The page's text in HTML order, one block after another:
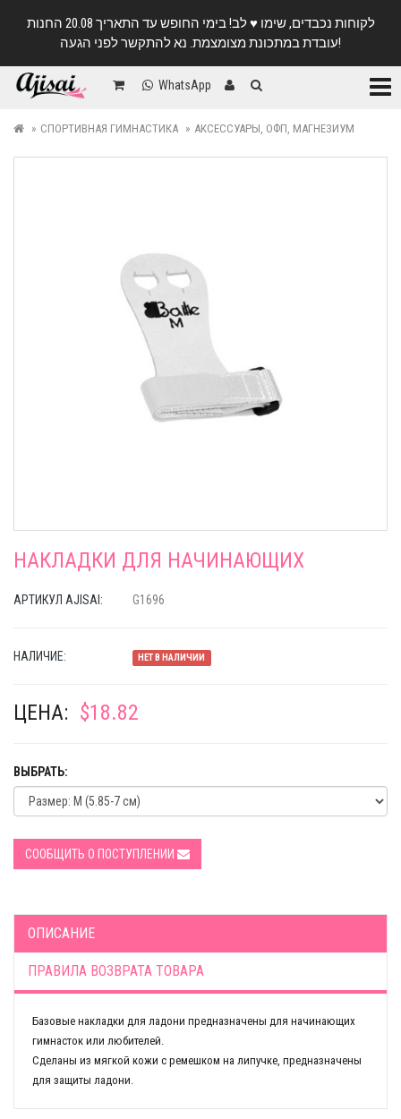
לקוחות נכבדים, שימו ♥️ לב! בימי החופש עד התאריך 20.08 החנות
עובדת במתכונת מצומצמת. נא להתקשר לפני הגעה!
WhatsApp
СПОРТИВНАЯ ГИМНАСТИКА АКСЕССУАРЫ, ОФП, МАГНЕЗИУМ
НАКЛАДКИ ДЛЯ НАЧИНАЮЩИХ
АРТИКУЛ AJISAI: G1696
НАЛИЧИЕ: НЕТ В НАЛИЧИИ
ЦЕНА: $18.82
ВЫБРАТЬ:
СООБЩИТЬ О ПОСТУПЛЕНИИ
ОПИСАНИЕ
ПРАВИЛА ВОЗВРАТА ТОВАРА
Базовые накладки для ладони предназначены для начинающих
гимнасток или любителей.
Сделаны из мягкой кожи с ремешком на липучке, предназначены
для защиты ладони.